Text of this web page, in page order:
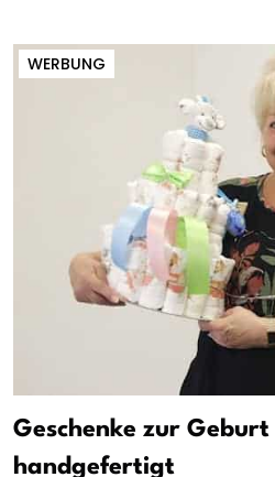
WERBUNG
Geschenke zur
handgefertigt